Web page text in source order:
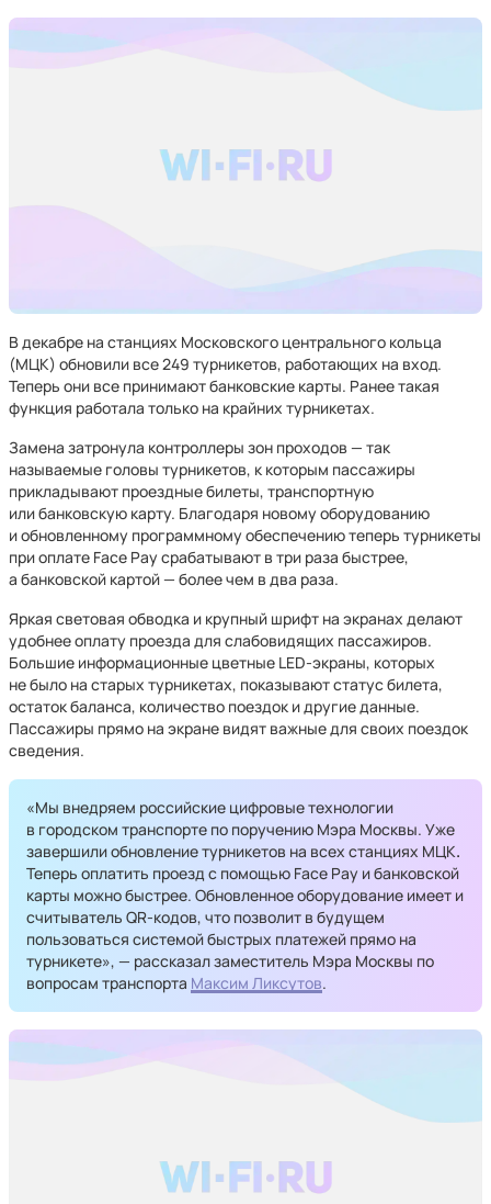
В декабре на станциях Московского центрального кольца
(МЦК) обновили все 249 турникетов, работающих на вход.
Теперь они все принимают банковские карты. Ранее такая
функция работала только на крайних турникетах.
Замена затронула контроллеры зон проходов — так
называемые головы турникетов, к которым пассажиры
прикладывают проездные билеты, транспортную
или банковскую карту. Благодаря новому оборудованию
и обновленному программному обеспечению теперь турникеты
при оплате Face Pay срабатывают в три раза быстрее,
а банковской картой — более чем в два раза.
Яркая световая обводка и крупный шрифт на экранах делают
удобнее оплату проезда для слабовидящих пассажиров.
Большие информационные цветные LED-экраны, которых
не было на старых турникетах, показывают статус билета,
остаток баланса, количество поездок и другие данные.
Пассажиры прямо на экране видят важные для своих поездок
сведения.
«Мы внедряем российские цифровые технологии
в городском транспорте по поручению Мэра Москвы. Уже
завершили обновление турникетов на всех станциях МЦК.
Теперь оплатить проезд с помощью Face Pay и банковской
карты можно быстрее. Обновленное оборудование имеет и
считыватель QR-кодов, что позволит в будущем
пользоваться системой быстрых платежей прямо на
турникете», — рассказал заместитель Мэра Москвы по
вопросам транспорта Максим Ликсутов.